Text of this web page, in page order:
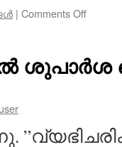
| Comments Offon